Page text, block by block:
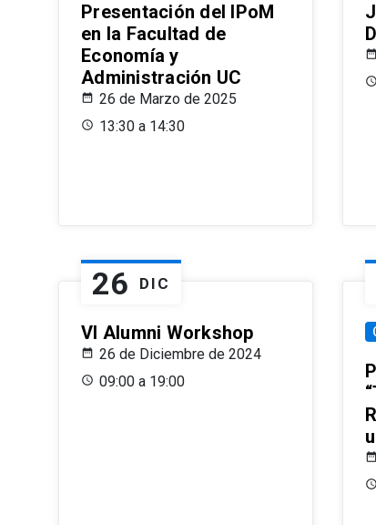
Presentación del IPoM
en la Facultad de
Economía y
Administración UC
26 de Marzo de 2025
13:30 a 14:30
26 DIC
VI Alumni Workshop
26 de Diciembre de 2024
09:00 a 19:00